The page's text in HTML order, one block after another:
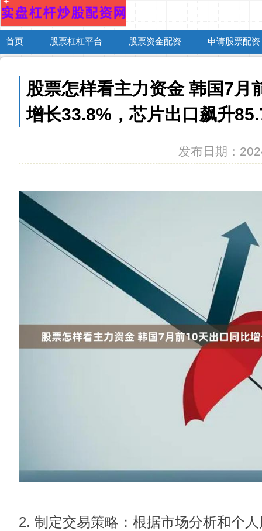
首页 股票杠杠平台 股票资金配资 申请股票配资
股票怎样看主力资金 韩国7月
增长33.8%，芯片出口飙升
发布日期：
2. 制定交易策略：根据市场分析和个